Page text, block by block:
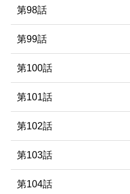
第98話
第99話
第100話
第101話
第102話
第103話
第104話